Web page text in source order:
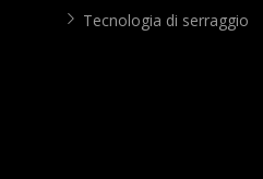
Tecnologia di serraggio